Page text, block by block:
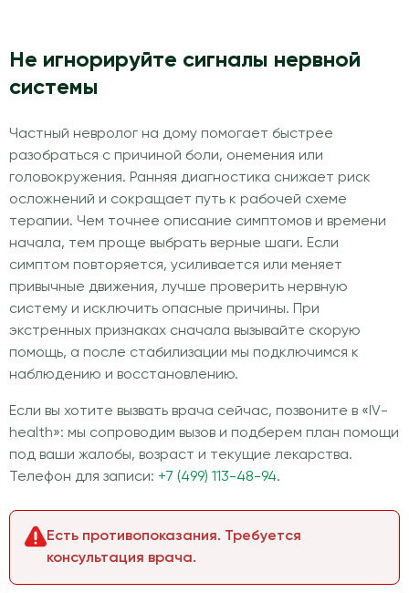
Не игнорируйте сигналы нервной
системы
Частный невролог на дому помогает быстрее
разобраться с причиной боли, онемения или
головокружения. Ранняя диагностика снижает риск
осложнений и сокращает путь к рабочей схеме
терапии. Чем точнее описание симптомов и времени
начала, тем проще выбрать верные шаги. Если
симптом повторяется, усиливается или меняет
привычные движения, лучше проверить нервную
систему и исключить опасные причины. При
экстренных признаках сначала вызывайте скорую
помощь, а после стабилизации мы подключимся к
наблюдению и восстановлению.
Если вы хотите вызвать врача сейчас, позвоните в «IV-
health»: мы сопроводим вызов и подберем план помощи
под ваши жалобы, возраст и текущие лекарства.
Телефон для записи: +7 (499) 113-48-94.
Есть противопоказания. Требуется
консультация врача.